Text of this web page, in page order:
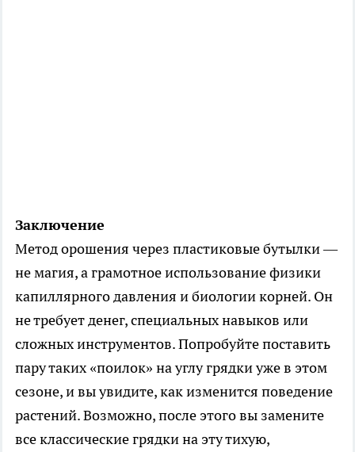
Заключение
Метод орошения через пластиковые бутылки —
не магия, а грамотное использование физики
капиллярного давления и биологии корней. Он
не требует денег, специальных навыков или
сложных инструментов. Попробуйте поставить
пару таких «поилок» на углу грядки уже в этом
сезоне, и вы увидите, как изменится поведение
растений. Возможно, после этого вы замените
все классические грядки на эту тихую,